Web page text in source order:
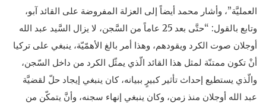
العمليَّة”، وأشار محمد أيضاً إلى العزلة المفروضة على القائد آبو،
وتابع بالقول: “حتَّى بعد 25 عاماً من السَّجن، لا يزال السَّيد عبد الله
أوجلان صوت الكرد ويقودهم، وهذا أمر بالغ الأهمّيّة، ينبغي على تركيا
أنْ تكون ممتنّة لمثل هذا القائد الّذي يمثّل الكرد من داخل السّجن،
والّذي يستطيع إحداث تأثير كبيرٍ ببيانه، كان ينبغي إيجاد حلّ لقضيَّة
عبد الله أوجلان منذ زمن، وكان ينبغي إنهاء سجنه، وأنَّ يتمكّن من